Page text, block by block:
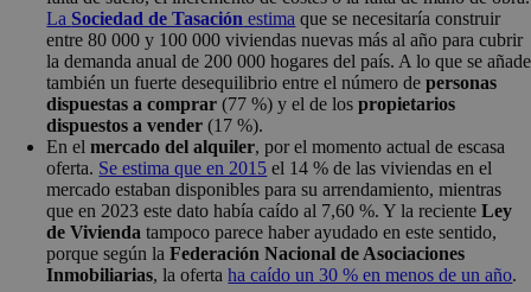
La Sociedad de Tasación estima que se necesitaría construir
entre 80 000 y 100 000 viviendas nuevas más al año para cubrir
la demanda anual de 200 000 hogares del país. A lo que se añade
también un fuerte desequilibrio entre el número depersonas
dispuestas a comprar (77 %) y el de lospropietarios
dispuestos a vender (17 %).
En elmercado del alquiler, por el momento actual de escasa
oferta. Se estima que en 2015 el 14 % de las viviendas en el
mercado estaban disponibles para su arrendamiento, mientras
que en 2023 este dato había caído al 7,60 %. Y la recienteLey
de Vivienda tampoco parece haber ayudado en este sentido,
porque según laFederación Nacional de Asociaciones
Inmobiliarias, la ofertaha caído un 30 % en menos de un año.